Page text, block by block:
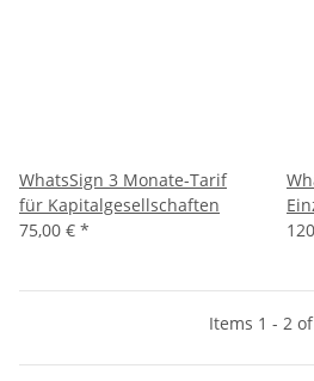
WhatsSign 3 Monate-Tarif
für Kapitalgesellschaften
75,00 € *
Items 1 - 2